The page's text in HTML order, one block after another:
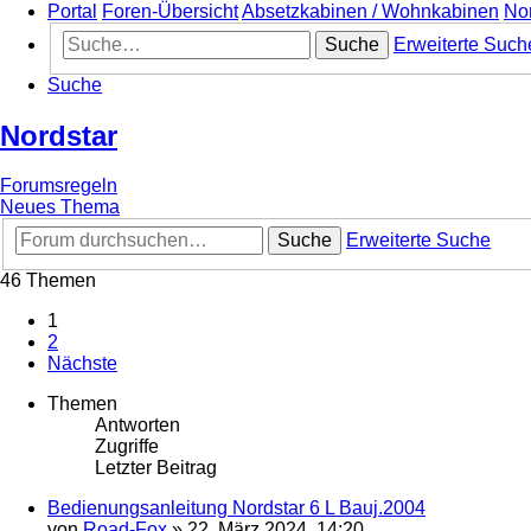
Portal
Foren-ÜbersichtAbsetzkabinen / Wohnkabinen
Suche
Erweiterte
Suche
Nordstar
Forumsregeln
Neues Thema
Suche
Erweiterte Suche
46 Themen
1
2
Nächste
Themen
Antworten
Zugriffe
Letzter Beitrag
Bedienungsanleitung Nordstar 6 L Bauj.2004